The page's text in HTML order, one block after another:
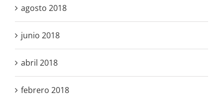
agosto 2018
junio 2018
abril 2018
febrero 2018